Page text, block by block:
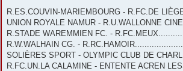
s
a
g
R.ES.COUVIN-MARIEMBOURG - R.FC.DE
UNION ROYALE NAMUR - R.U.WALLONNE
R.STADE WAREMMIEN FC. -
R.W.WALHAIN CG. -
SOLIÈRES SPORT - OLYMPIC CLUB DE
R.FC.UN.LA CALAMINE - ENTENTE ACREN